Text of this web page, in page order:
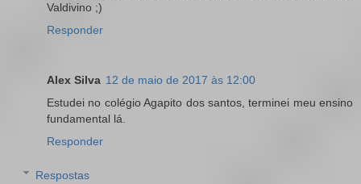
Valdivino ;)
Responder
Alex Silva 12 de maio de 2017 às 12:00
Estudei no colégio Agapito dos santos, terminei meu ensino
fundamental lá.
Responder
Respostas